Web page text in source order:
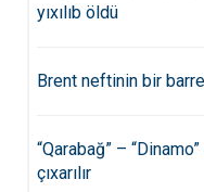
yıxılıb öldü
Brent neftinin bir
“Qarabağ” –
çıxarılır